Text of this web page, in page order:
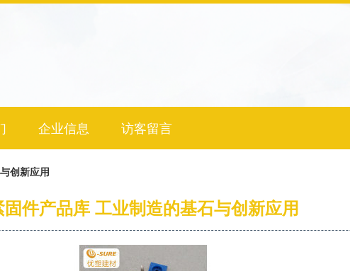
企业信息 访客留言
创新应用
固件产品库 工业制造的基石与创新应用